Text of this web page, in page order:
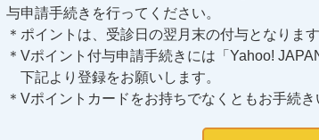
与申請手続きを行ってください。
＊ポイントは、受診日の翌月末の付与となります
＊Vポイント付与申請手続きには「Yahoo!
下記より登録をお願いします。
＊Vポイントカードをお持ちでなくともお手続